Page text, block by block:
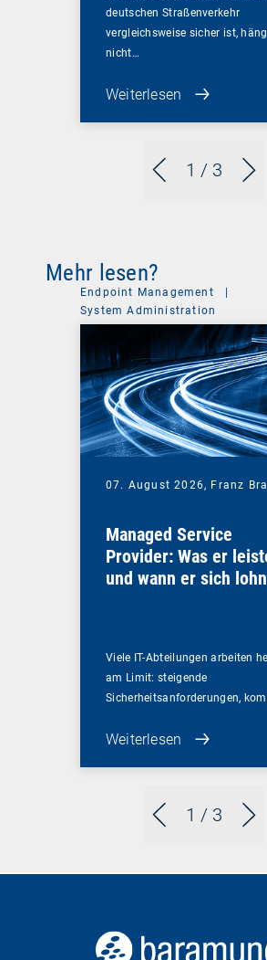
1 / 3
deutschen Straßenverkehr
vergleichsweise sicher ist,
nicht…
Weiterlesen
Mehr lesen?
1 / 3
Endpoint Management
System Administration
07. August 2026, Franz
Managed Service
Provider: Was er
und wann er sich
Viele IT-Abteilungen arbeiten
am Limit: steigende
Sicherheitsanforderungen,
Weiterlesen